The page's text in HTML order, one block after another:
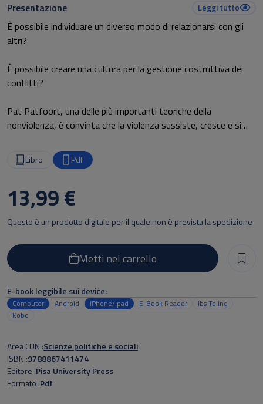
Presentazione Leggi tutto
È possibile individuare un diverso modo di relazionarsi con gli
altri?
È possibile creare una cultura per la gestione costruttiva dei
conflitti?
Pat Patfoort, una delle più importanti teoriche della
nonviolenza, è convinta che la violenza sussiste, cresce e si
spesso nemmeno accorgendosene. Per poter cambiare è allora
importante che ciascuno prenda coscienza del contributo
violenti e aggressivi.
In questo libro – aggiornato ed interamente rivisto rispetto
teorico che ha sviluppato a partire dal suo metodo originale di
gestione dei conflitti, costruito sulla forza di un’esperienza
può essere utilizzato con successo in diverse “aree
conflittuali”: dalla sfera educativa alle relazioni interpersonali,
dalle tensioni ambientali all’ambito della politica internazionale.
Libro Pdf
13,99 €
Metti nel carrello
Questo è un prodotto digitale per il quale non è prevista la spedizione
E-book leggibile sui device:
Computer Android iPhone/Ipad E-Book Reader
Ibs Tolino
Kobo
Area CUN Scienze politiche e sociali
ISBN 9788867411474
Editore Pisa University Press
Formato Pdf